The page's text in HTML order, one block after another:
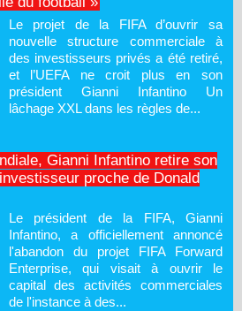
Le projet de la FIFA d’ouvrir sa
nouvelle structure commerciale à
des investisseurs privés a été retiré,
et l’UEFA ne croit plus en son
président Gianni Infantino Un
lâchage XXL dans les règles de...
Gianni Infantino retire son
proche de Donald
Le président de la FIFA, Gianni
Infantino, a officiellement annoncé
l'abandon du projet FIFA Forward
Enterprise, qui visait à ouvrir le
capital des activités commerciales
de l'instance à des...